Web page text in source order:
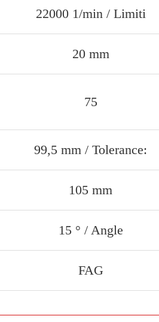
22000 1/min / Limiti
20 mm
75
99,5 mm / Tolerance:
105 mm
15 ° / Angle
FAG